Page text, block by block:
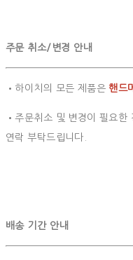
주문 취소/변경 안내
•하이치의 모든 제품은 핸드
•주문취소 및 변경이 필요한
연락 부탁드립니다.
배송 기간 안내